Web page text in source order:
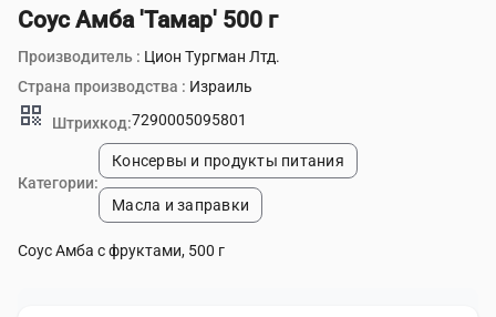
Соус Амба 'Тамар' 500 г
Производитель : Цион Тургман Лтд.
Страна производства : Израиль
qr_code Штрихкод:7290005095801
Категории:
Консервы и продукты питания
Масла и заправки
Соус Амба с фруктами, 500 г